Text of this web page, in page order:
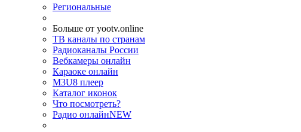
Региональные
Больше от yootv.online
ТВ каналы по странам
Радиоканалы России
Вебкамеры онлайн
Караоке онлайн
M3U8 плеер
Каталог иконок
Что посмотреть?
Радио онлайнNEW